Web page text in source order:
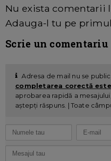
Nu exista comentarii
Adauga-l tu pe
Scrie un comentariu
Adresa de mail nu se
completarea corectă
aprobarea rapidă a
aștepți răspuns. | Toate